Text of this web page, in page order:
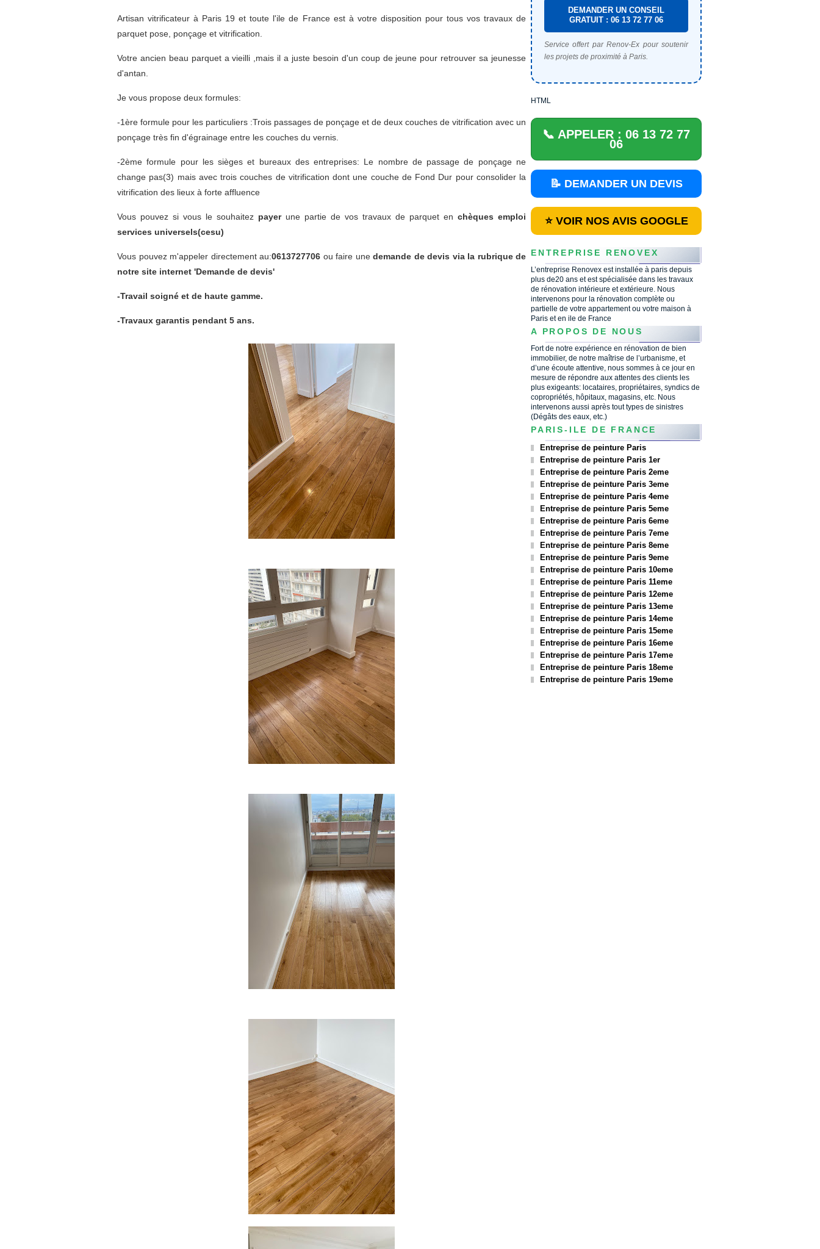
Artisan vitrificateur à Paris 19 et toute l'ile de France est à votre disposition pour tous vos travaux de
parquet pose, ponçage et vitrification.
Votre ancien beau parquet a vieilli ,mais il a juste besoin d'un coup de jeune pour retrouver sa jeunesse
d'antan.
Je vous propose deux formules:
-1ère formule pour les particuliers :Trois passages de ponçage et de deux couches de vitrification avec un
ponçage très fin d'égrainage entre les couches du vernis.
-2ème formule pour les sièges et bureaux des entreprises: Le nombre de passage de ponçage ne
change pas(3) mais avec trois couches de vitrification dont une couche de Fond Dur pour consolider la
vitrification des lieux à forte affluence
Vous pouvez si vous le souhaitez payerune partie de vos travaux de parquet en chèques emploi
services universels(cesu)
Vous pouvez m'appeler directement au:0613727706 ou faire une demande de devis via la rubrique de
notre site internet 'Demande de devis'
-Travail soigné et de haute gamme.
-Travaux garantis pendant 5 ans.
DEMANDER UN CONSEIL
GRATUIT : 06 13 72 77 06
Service offert par Renov-Ex pour soutenir
les projets de proximité à Paris.
HTML
📞 APPELER : 06 13 72 77
06
📝 DEMANDER UN DEVIS
⭐ VOIR NOS AVIS GOOGLE
ENTREPRISE RENOVEX
L’entreprise Renovex est installée à paris depuis
plus de20 ans et est spécialisée dans les travaux
de rénovation intérieure et extérieure. Nous
intervenons pour la rénovation complète ou
partielle de votre appartement ou votre maison à
Paris et en ile de France
A PROPOS DE NOUS
Fort de notre expérience en rénovation de bien
immobilier, de notre maîtrise de l’urbanisme, et
d’une écoute attentive, nous sommes à ce jour en
mesure de répondre aux attentes des clients les
plus exigeants: locataires, propriétaires, syndics de
copropriétés, hôpitaux, magasins, etc. Nous
intervenons aussi après tout types de sinistres
(Dégâts des eaux, etc.)
PARIS-ILE DE FRANCE
Entreprise de peinture Paris
Entreprise de peinture Paris 1er
Entreprise de peinture Paris 2eme
Entreprise de peinture Paris 3eme
Entreprise de peinture Paris 4eme
Entreprise de peinture Paris 5eme
Entreprise de peinture Paris 6eme
Entreprise de peinture Paris 7eme
Entreprise de peinture Paris 8eme
Entreprise de peinture Paris 9eme
Entreprise de peinture Paris 10eme
Entreprise de peinture Paris 11eme
Entreprise de peinture Paris 12eme
Entreprise de peinture Paris 13eme
Entreprise de peinture Paris 14eme
Entreprise de peinture Paris 15eme
Entreprise de peinture Paris 16eme
Entreprise de peinture Paris 17eme
Entreprise de peinture Paris 18eme
Entreprise de peinture Paris 19eme